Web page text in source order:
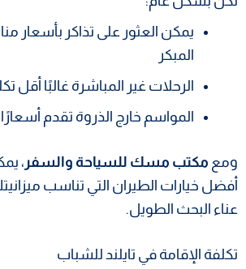
يمكن العثور على تذاكر بأسعار
المبكر
الرحلات غير المباشرة غالبًا أقل
المواسم خارج الذروة تقدم
ومع مكتب مسك للسياحة والسفر ،
أفضل خيارات الطيران التي تناسب
عناء البحث الطويل.
تكلفة الإقامة في تايلند للشباب